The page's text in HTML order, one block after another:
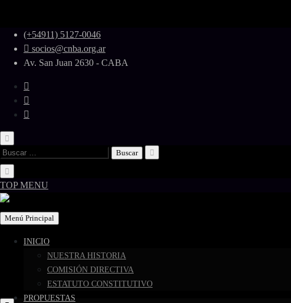
Skip
content
(+54911) 5127-0046
socios@cnba.org.ar
Av. San Juan 2630 - CABA
Buscar:
TOP MENU
Menú Principal
INICIO
NUESTRA HISTORIA
COMISIÓN DIRECTIVA
ESTATUTO CONSTITUTIVO
PROPUESTAS